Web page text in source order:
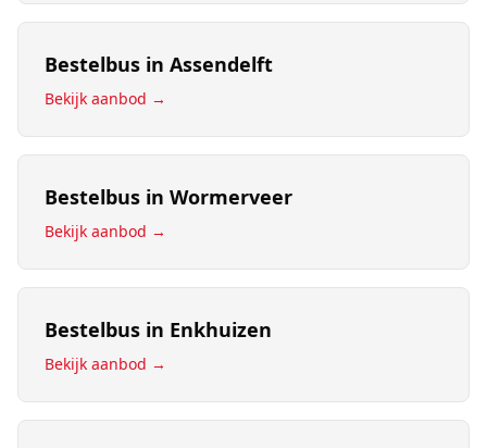
Bestelbus in Assendelft
Bekijk aanbod →
Bestelbus in Wormerveer
Bekijk aanbod →
Bestelbus in Enkhuizen
Bekijk aanbod →